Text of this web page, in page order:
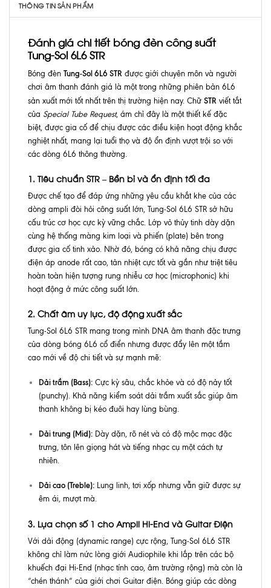
THÔNG TIN SẢN PHẨM
Đánh giá chi tiết bóng đèn công suất
Tung-Sol 6L6 STR
Bóng đèn Tung-Sol 6L6 STR được giới chuyên môn và người
chơi âm thanh đánh giá là một trong những phiên bản 6L6
sản xuất mới tốt nhất trên thị trường hiện nay. Chữ STR viết tắt
của Special Tube Request, ám chỉ đây là một thiết kế đặc
biệt, được gia cố để chịu được các điều kiện hoạt động khắc
nghiệt nhất, mang lại tuổi thọ và độ ổn định vượt trội so với
các dòng 6L6 thông thường.
1. Tiêu chuẩn STR – Bền bỉ và ổn định tối đa
Được chế tạo để đáp ứng những yêu cầu khắt khe của các
dòng ampli đòi hỏi công suất lớn, Tung-Sol 6L6 STR sở hữu
cấu trúc cơ học cực kỳ vững chắc. Lớp vỏ thủy tinh dày dặn
cùng hệ thống màng kim loại và phiến (plate) bên trong
được gia cố tinh xảo. Nhờ đó, bóng có khả năng chịu được
điện áp anode rất cao, tản nhiệt cực tốt và gần như triệt tiêu
hoàn toàn hiện tượng rung nhiễu cơ học (microphonic) khi
hoạt động ở mức công suất lớn.
2. Chất âm uy lực, độ động xuất sắc
Tung-Sol 6L6 STR mang trong mình DNA âm thanh đặc trưng
của dòng bóng 6L6 cổ điển nhưng được đẩy lên một tầm
cao mới về độ chi tiết và sự mạnh mẽ:
Dải trầm (Bass): Cực kỳ sâu, chắc khỏe và có độ nảy tốt
(punchy). Khả năng kiểm soát dải trầm xuất sắc giúp âm
thanh không bị kéo đuôi hay lùng bùng.
Dải trung (Mid): Dày dặn, rõ nét và có độ mộc mạc đặc
trưng, tôn lên giọng hát và tiếng nhạc cụ một cách tự
nhiên.
Dải cao (Treble): Lung linh, tơi xốp nhưng vẫn giữ được sự
êm ái, mượt mà.
3. Lựa chọn số 1 cho Ampli Hi-End và Guitar Điện
Với dải động (dynamic range) cực rộng, Tung-Sol 6L6 STR
không chỉ làm nức lòng giới Audiophile khi lắp trên các bộ
khuếch đại Hi-End (nhạc tính cao, âm trường rộng) mà còn là
“chén thánh” của giới chơi Guitar điện. Bóng giúp các dòng